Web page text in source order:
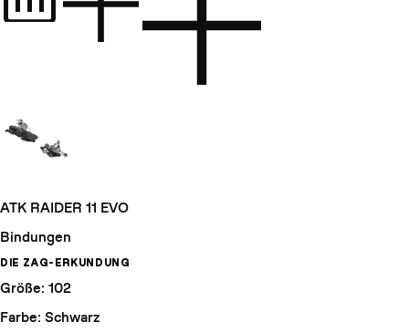
ATK RAIDER 11 EVO
Bindungen
DIE ZAG-ERKUNDUNG
Größe: 102
Farbe: Schwarz